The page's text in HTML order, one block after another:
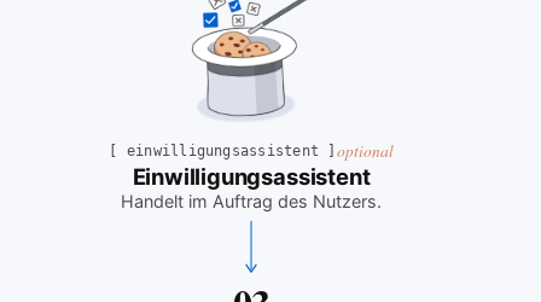
einwilligungsassistent optional
Einwilligungsassistent
Handelt im Auftrag des Nutzers.